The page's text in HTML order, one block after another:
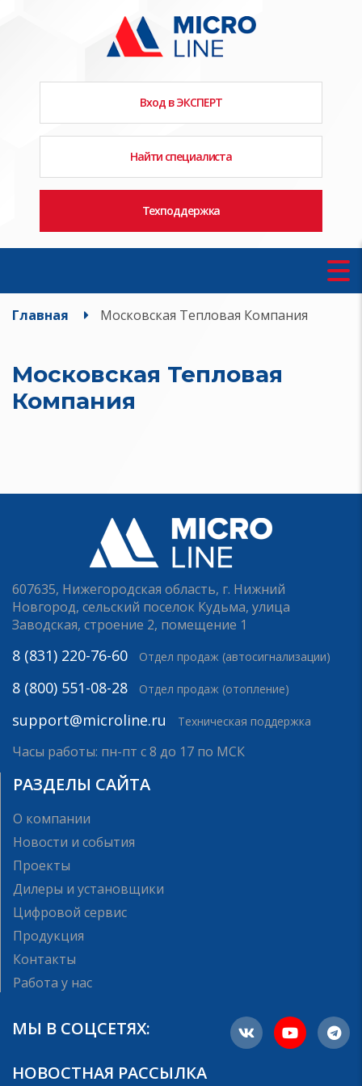
Вход в ЭКСПЕРТ
Найти специалиста
Техподдержка
Главная Московская Тепловая Компания
Московская Тепловая
Компания
607635, Нижегородская область, г. Нижний
Новгород, сельский поселок Кудьма, улица
Заводская, строение 2, помещение 1
8 (831) 220-76-60 Отдел продаж (автосигнализации)
8 (800) 551-08-28 Отдел продаж (отопление)
support@microline.ru Техническая поддержка
Часы работы: пн-пт с 8 до 17 по МСК
РАЗДЕЛЫ САЙТА
О компании
Новости и события
Проекты
Дилеры и установщики
Цифровой сервис
Продукция
Контакты
Работа у нас
МЫ В СОЦСЕТЯХ:
НОВОСТНАЯ РАССЫЛКА